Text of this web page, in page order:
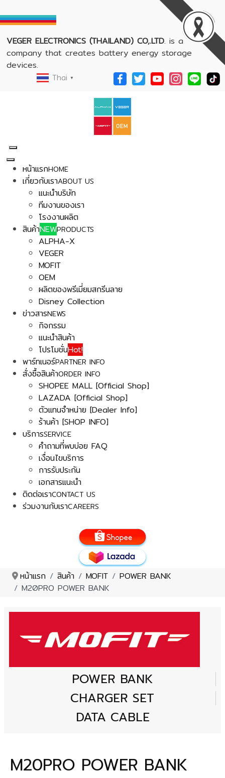
VEGER ELECTRONICS (THAILAND) CO,.LTD. is a
company that creates battery energy storage
devices.
Thai ▼
หน้าแรกHOME
เกี่ยวกับเราABOUT US
แนะนำบริษัท
ทีมงานของเรา
โรงงานผลิต
สินค้าNEWPRODUCTS
ALPHA-X
VEGER
MOFIT
OEM
ผลิตของพรีเมี่ยมสกรีนลาย
Disney Collection
ข่าวสารNEWS
กิจกรรม
แนะนำสินค้า
โปรโมชั่นHot!
พาร์ทเนอร์PARTNER INFO
สั่งซื้อสินค้าORDER INFO
SHOPEE MALL [Official Shop]
LAZADA [Official Shop]
ตัวแทนจำหน่าย [Dealer Info]
ร้านค้า [SHOP INFO]
บริการSERVICE
คำถามที่พบบ่อย FAQ
เงื่อนไขบริการ
การรับประกัน
เอกสารแนะนำ
ติดต่อเราCONTACT US
ร่วมงานกับเราCAREERS
หน้าแรก สินค้า MOFIT
POWER BANK
M20PRO POWER BANK
POWER BANK
CHARGER SET
DATA CABLE
M20PRO POWER BANK